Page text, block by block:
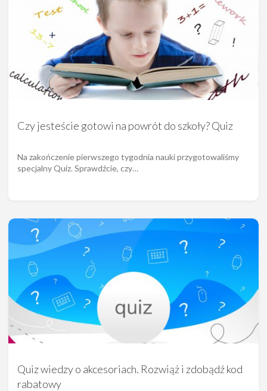
Czy jesteście gotowi na powrót do szkoły? Quiz
Na zakończenie pierwszego tygodnia nauki przygotowaliśmy
specjalny Quiz. Sprawdźcie, czy…
Quiz wiedzy o akcesoriach. Rozwiąż i zdobądź kod
rabatowy